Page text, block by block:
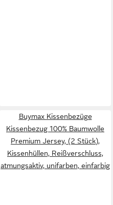
Buymax Kissenbezüge
Kissenbezug 100% Baumwolle
Premium Jersey, (2 Stück),
Kissenhüllen, Reißverschluss,
atmungsaktiv, unifarben, einfarbig